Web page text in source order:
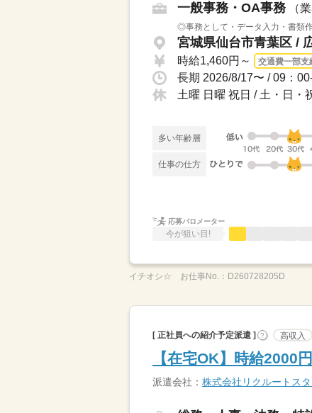
一般事務・OA事務 （
◎事務として・データ入力・書類
宮城県仙台市青葉区 /
時給1,460円～ 交通費一部支
土曜 日曜 祝日 / 土・日・
多い年齢層
仕事の仕方
応募バロメーター
今が狙い目!
イチオシ☆ お仕事No.： D260728205D
[ 正社員への紹介予定派遣 ] ? 高収入
【在宅OK】時給2000
派遣会社： 株式会社リクルートス